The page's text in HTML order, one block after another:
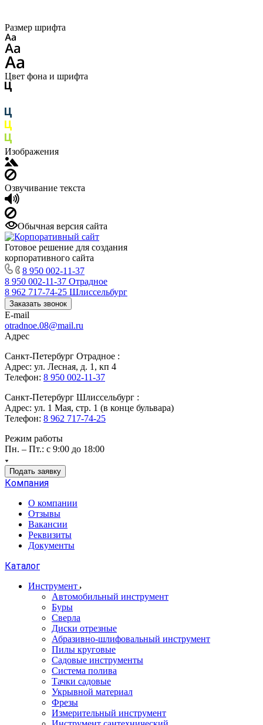
Размер шрифта
Цвет фона и шрифта
Изображения
Озвучивание текста
Обычная версия сайта
Готовое решение для создания
корпоративного сайта
8 950 002-11-37
8 950 002-11-37 Отрадное
8 962 717-74-25 Шлиссельбург
Заказать звонок
E-mail
otradnoe.08@mail.ru
Адрес
Санкт-Петербург Отрадное :
Адрес: ул. Лесная, д. 1, кп 4
Телефон: 8 950 002-11-37
Санкт-Петербург Шлиссельбург :
Адрес: ул. 1 Мая, стр. 1 (в конце бульвара)
Телефон: 8 962 717-74-25
Режим работы
Пн. – Пт.: с 9:00 до 18:00
Подать заявку
Компания
О компании
Отзывы
Вакансии
Реквизиты
Документы
Каталог
Инструмент
Автомобильный инструмент
Буры
Сверла
Диски отрезные
Абразивно-шлифовальный инструмент
Пилы круговые
Садовые инструменты
Система полива
Тачки садовые
Укрывной материал
Фрезы
Измерительный инструмент